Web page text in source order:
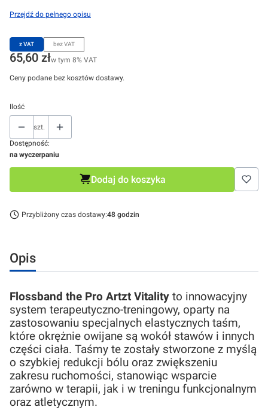
Przejdź do pełnego opisu
z VAT bez VAT
Cena
65,60 złw tym 8% VAT
w tym 8% VAT
Ceny podane bez kosztów dostawy.
Ilość
szt.
Dostępność:
na wyczerpaniu
Dodaj do koszyka
Przybliżony czas dostawy:48 godzin
Opis
Flossband the Pro Artzt Vitality to innowacyjny
system terapeutyczno-treningowy, oparty na
zastosowaniu specjalnych elastycznych taśm,
które okrężnie owijane są wokół stawów i innych
części ciała. Taśmy te zostały stworzone z myślą
o szybkiej redukcji bólu oraz zwiększeniu
zakresu ruchomości, stanowiąc wsparcie
zarówno w terapii, jak i w treningu funkcjonalnym
oraz atletycznym.